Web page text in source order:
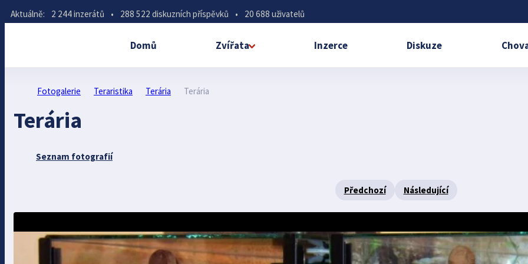
Aktuálně: 2 244 inzerátů • 288 522 diskuzních příspěvků • 20 688 uživatelů
Domů Zvířata Inzerce Diskuze
Fotogalerie Teraristika Terária Terária
Terária
Seznam fotografií
Předchozí Následující